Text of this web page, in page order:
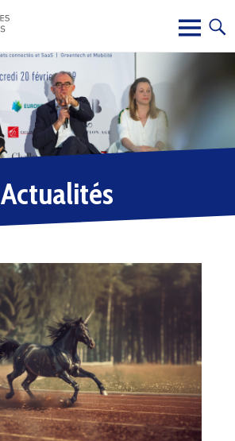
Actualités